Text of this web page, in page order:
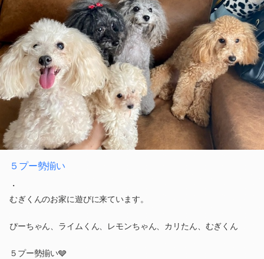
５プー勢揃い
・
むぎくんのお家に遊びに来ています。
ぴーちゃん、ライムくん、レモンちゃん、カリたん、むぎくん
５プー勢揃い🩶